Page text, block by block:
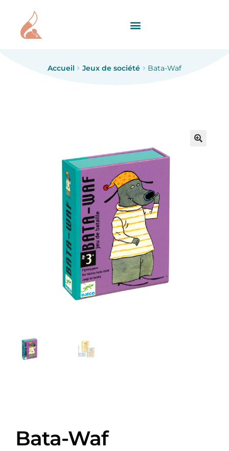
Accueil Jeux de société Bata-Waf
Bata-Waf